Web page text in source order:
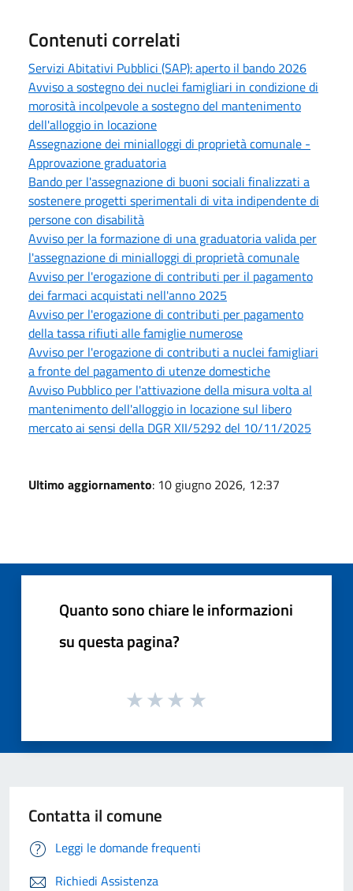
Contenuti correlati
Servizi Abitativi Pubblici (SAP): aperto il bando 2026
Avviso a sostegno dei nuclei famigliari in condizione di
morosità incolpevole a sostegno del mantenimento
dell'alloggio in locazione
Assegnazione dei minialloggi di proprietà comunale -
Approvazione graduatoria
Bando per l'assegnazione di buoni sociali finalizzati a
sostenere progetti sperimentali di vita indipendente di
persone con disabilità
Avviso per la formazione di una graduatoria valida per
l'assegnazione di minialloggi di proprietà comunale
Avviso per l'erogazione di contributi per il pagamento
dei farmaci acquistati nell'anno 2025
Avviso per l'erogazione di contributi per pagamento
della tassa rifiuti alle famiglie numerose
Avviso per l'erogazione di contributi a nuclei famigliari
a fronte del pagamento di utenze domestiche
Avviso Pubblico per l'attivazione della misura volta al
mantenimento dell'alloggio in locazione sul libero
mercato ai sensi della DGR XII/5292 del 10/11/2025
Ultimo aggiornamento: 10 giugno 2026, 12:37
Quanto sono chiare le informazioni
su questa pagina?
Contatta il comune
Leggi le domande frequenti
Richiedi Assistenza